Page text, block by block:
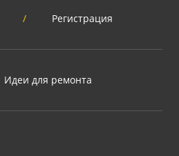
/ Регистрация
Идеи для ремонта